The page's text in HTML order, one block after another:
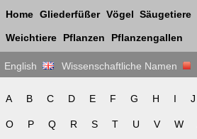
Home Gliederfüßer Vögel Säugetiere
Weichtiere Pflanzen Pflanzengallen
English Wissenschaftliche Namen
A B C D E F G H I J
O P Q R S T U V W